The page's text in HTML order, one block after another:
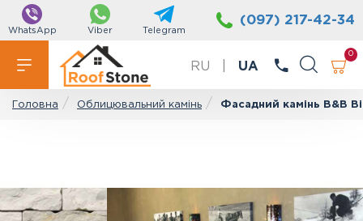
WhatsApp Viber Telegram
(097) 217-42-34
RU UA
0
Головна Облицювальний камінь Фасадний камінь B&B